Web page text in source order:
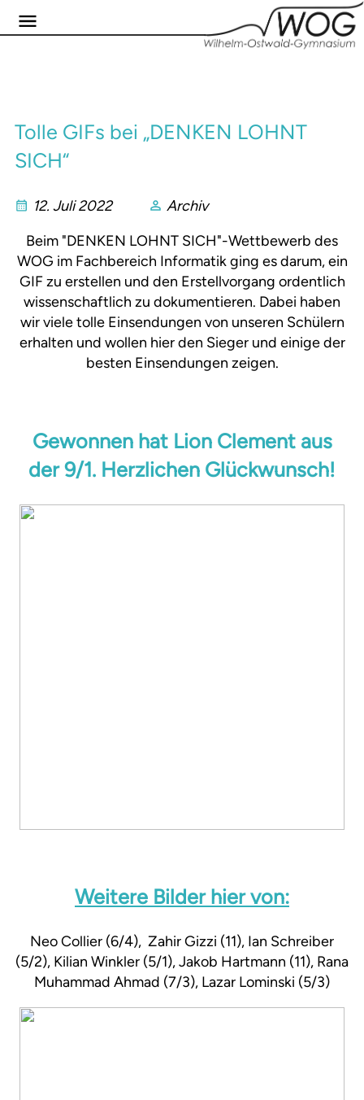
Tolle GIFs bei „DENKEN LOHNT
SICH“
12. Juli 2022
Archiv
Beim "DENKEN LOHNT SICH"-Wettbewerb des
WOG im Fachbereich Informatik ging es darum, ein
GIF zu erstellen und den Erstellvorgang ordentlich
wissenschaftlich zu dokumentieren. Dabei haben
wir viele tolle Einsendungen von unseren Schülern
erhalten und wollen hier den Sieger und einige der
besten Einsendungen zeigen.
Gewonnen hat Lion Clement aus
der 9/1. Herzlichen Glückwunsch!
Weitere Bilder hier von:
Neo Collier (6/4), Zahir Gizzi (11), Ian Schreiber
(5/2), Kilian Winkler (5/1), Jakob Hartmann (11), Rana
Muhammad Ahmad (7/3), Lazar Lominski (5/3)